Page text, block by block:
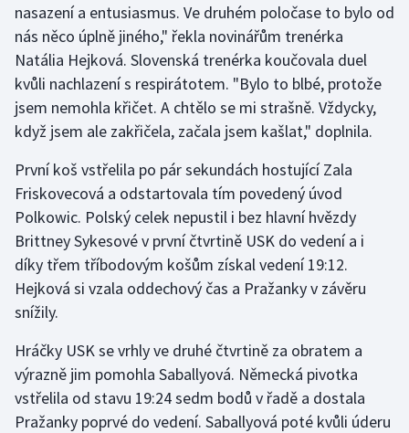
Plavání
Plážový volejbal
Ragby
Rychlostní kanoistika
Short track
Sportovní střelba
Stolní tenis
Triatlon
Veslování
nasazení a entusiasmus. Ve druhém poločase to bylo od
nás něco úplně jiného," řekla novinářům trenérka
Natália Hejková. Slovenská trenérka koučovala duel
kvůli nachlazení s respirátotem. "Bylo to blbé, protože
jsem nemohla křičet. A chtělo se mi strašně. Vždycky,
když jsem ale zakřičela, začala jsem kašlat," doplnila.
První koš vstřelila po pár sekundách hostující Zala
Friskovecová a odstartovala tím povedený úvod
Polkowic. Polský celek nepustil i bez hlavní hvězdy
Brittney Sykesové v první čtvrtině USK do vedení a i
díky třem tříbodovým košům získal vedení 19:12.
Hejková si vzala oddechový čas a Pražanky v závěru
snížily.
Hráčky USK se vrhly ve druhé čtvrtině za obratem a
výrazně jim pomohla Saballyová. Německá pivotka
vstřelila od stavu 19:24 sedm bodů v řadě a dostala
Pražanky poprvé do vedení. Saballyová poté kvůli úderu